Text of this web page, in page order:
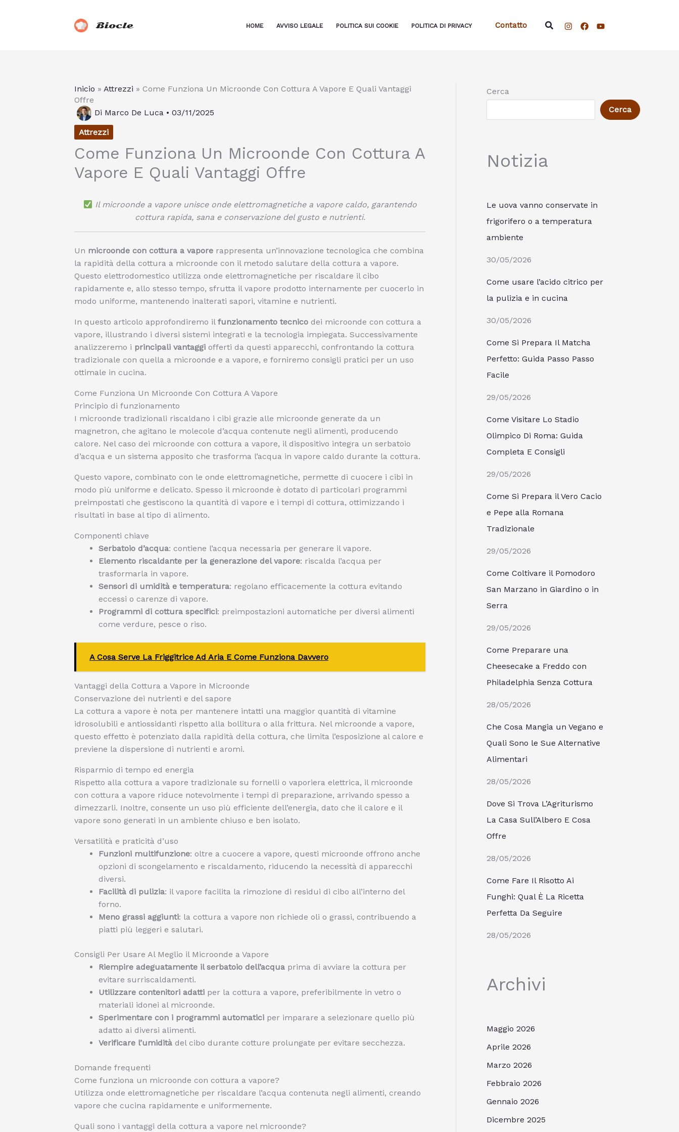
Biocle HOME AVVISO LEGALE POLITICA SUI COOKIE POLITICA DI PRIVACY Contatto Cerca
Inicio » Attrezzi » Come Funziona Un Microonde Con Cottura A Vapore E Quali Vantaggi
Offre
Di Marco De Luca • 03/11/2025
Attrezzi
Come Funziona Un Microonde Con Cottura A
Vapore E Quali Vantaggi Offre
Il microonde a vapore unisce onde elettromagnetiche a vapore caldo, garantendo
cottura rapida, sana e conservazione del gusto e nutrienti.
Un microonde con cottura a vapore rappresenta un’innovazione tecnologica che combina
la rapidità della cottura a microonde con il metodo salutare della cottura a vapore.
Questo elettrodomestico utilizza onde elettromagnetiche per riscaldare il cibo
rapidamente e, allo stesso tempo, sfrutta il vapore prodotto internamente per cuocerlo in
modo uniforme, mantenendo inalterati sapori, vitamine e nutrienti.
In questo articolo approfondiremo il funzionamento tecnico dei microonde con cottura a
vapore, illustrando i diversi sistemi integrati e la tecnologia impiegata. Successivamente
analizzeremo i principali vantaggi offerti da questi apparecchi, confrontando la cottura
tradizionale con quella a microonde e a vapore, e forniremo consigli pratici per un uso
ottimale in cucina.
Come Funziona Un Microonde Con Cottura A Vapore
Principio di funzionamento
I microonde tradizionali riscaldano i cibi grazie alle microonde generate da un
magnetron, che agitano le molecole d’acqua contenute negli alimenti, producendo
calore. Nel caso dei microonde con cottura a vapore, il dispositivo integra un serbatoio
d’acqua e un sistema apposito che trasforma l’acqua in vapore caldo durante la cottura.
Questo vapore, combinato con le onde elettromagnetiche, permette di cuocere i cibi in
modo più uniforme e delicato. Spesso il microonde è dotato di particolari programmi
preimpostati che gestiscono la quantità di vapore e i tempi di cottura, ottimizzando i
risultati in base al tipo di alimento.
Componenti chiave
Serbatoio d’acqua: contiene l’acqua necessaria per generare il vapore.
Elemento riscaldante per la generazione del vapore: riscalda l’acqua per
trasformarla in vapore.
Sensori di umidità e temperatura: regolano efficacemente la cottura evitando
eccessi o carenze di vapore.
Programmi di cottura specifici: preimpostazioni automatiche per diversi alimenti
come verdure, pesce o riso.
A Cosa Serve La Friggitrice Ad Aria E Come Funziona Davvero
Vantaggi della Cottura a Vapore in Microonde
Conservazione dei nutrienti e del sapore
La cottura a vapore è nota per mantenere intatti una maggior quantità di vitamine
idrosolubili e antiossidanti rispetto alla bollitura o alla frittura. Nel microonde a vapore,
questo effetto è potenziato dalla rapidità della cottura, che limita l’esposizione al calore e
previene la dispersione di nutrienti e aromi.
Risparmio di tempo ed energia
Rispetto alla cottura a vapore tradizionale su fornelli o vaporiera elettrica, il microonde
con cottura a vapore riduce notevolmente i tempi di preparazione, arrivando spesso a
dimezzarli. Inoltre, consente un uso più efficiente dell’energia, dato che il calore e il
vapore sono generati in un ambiente chiuso e ben isolato.
Versatilità e praticità d’uso
Funzioni multifunzione: oltre a cuocere a vapore, questi microonde offrono anche
opzioni di scongelamento e riscaldamento, riducendo la necessità di apparecchi
diversi.
Facilità di pulizia: il vapore facilita la rimozione di residui di cibo all’interno del
forno.
Meno grassi aggiunti: la cottura a vapore non richiede oli o grassi, contribuendo a
piatti più leggeri e salutari.
Consigli Per Usare Al Meglio il Microonde a Vapore
Riempire adeguatamente il serbatoio dell’acqua prima di avviare la cottura per
evitare surriscaldamenti.
Utilizzare contenitori adatti per la cottura a vapore, preferibilmente in vetro o
materiali idonei al microonde.
Sperimentare con i programmi automatici per imparare a selezionare quello più
adatto ai diversi alimenti.
Verificare l’umidità del cibo durante cotture prolungate per evitare secchezza.
Domande frequenti
Come funziona un microonde con cottura a vapore?
Utilizza onde elettromagnetiche per riscaldare l’acqua contenuta negli alimenti, creando
vapore che cucina rapidamente e uniformemente.
Quali sono i vantaggi della cottura a vapore nel microonde?
Cerca
Cerca
Notizia
Le uova vanno conservate in
frigorifero o a temperatura
ambiente
30/05/2026
Come usare l’acido citrico per
la pulizia e in cucina
30/05/2026
Come Si Prepara Il Matcha
Perfetto: Guida Passo Passo
Facile
29/05/2026
Come Visitare Lo Stadio
Olimpico Di Roma: Guida
Completa E Consigli
29/05/2026
Come Si Prepara il Vero Cacio
e Pepe alla Romana
Tradizionale
29/05/2026
Come Coltivare il Pomodoro
San Marzano in Giardino o in
Serra
29/05/2026
Come Preparare una
Cheesecake a Freddo con
Philadelphia Senza Cottura
28/05/2026
Che Cosa Mangia un Vegano e
Quali Sono le Sue Alternative
Alimentari
28/05/2026
Dove Si Trova L’Agriturismo
La Casa Sull’Albero E Cosa
Offre
28/05/2026
Come Fare Il Risotto Ai
Funghi: Qual È La Ricetta
Perfetta Da Seguire
28/05/2026
Archivi
Maggio 2026
Aprile 2026
Marzo 2026
Febbraio 2026
Gennaio 2026
Dicembre 2025